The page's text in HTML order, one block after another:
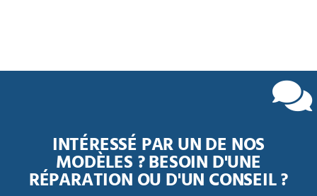
INTÉRESSÉ PAR UN DE NOS
MODÈLES ? BESOIN D'UNE
RÉPARATION OU D'UN CONSEIL ?